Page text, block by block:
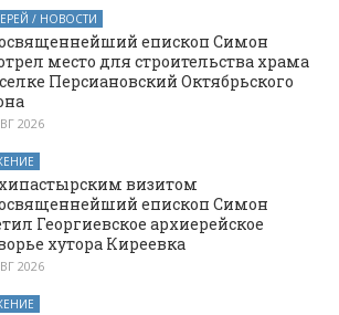
/ НОВОСТИ
епископ Симон
место для строительства храма
Персиановский Октябрьского
2026
визитом
епископ Симон
Георгиевское архиерейское
хутора Киреевка
2026